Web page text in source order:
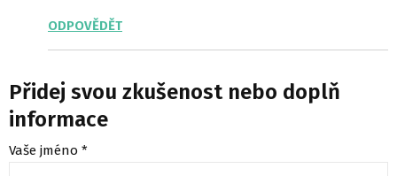
ODPOVĚDĚT
Přidej svou zkušenost nebo doplň
informace
Vaše jméno *